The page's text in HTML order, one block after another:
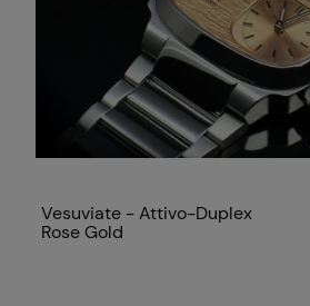
Vesuviate - Attivo-Duplex
Rose Gold